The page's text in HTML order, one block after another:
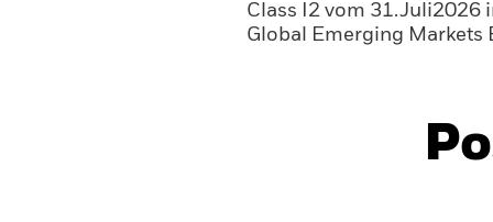
Class I2 vom 31.Juli2026
Global Emerging Markets